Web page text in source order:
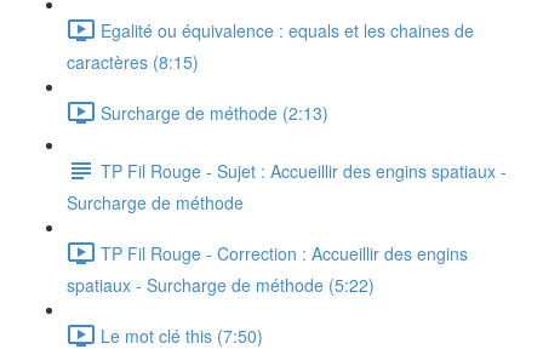
Egalité ou équivalence : equals et les chaines de
caractères (8:15)
Surcharge de méthode (2:13)
TP Fil Rouge - Sujet : Accueillir des engins spatiaux -
Surcharge de méthode
TP Fil Rouge - Correction : Accueillir des engins
spatiaux - Surcharge de méthode (5:22)
Le mot clé this (7:50)